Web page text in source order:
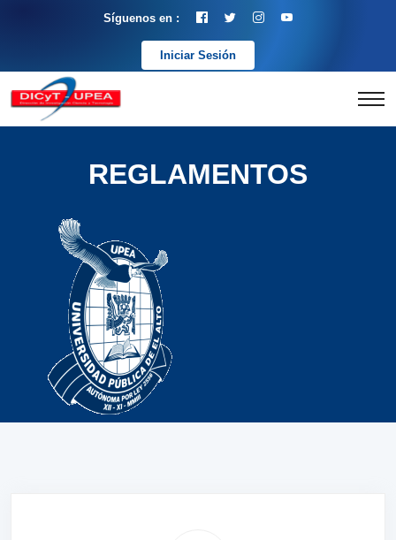
Síguenos en :
Iniciar Sesión
REGLAMENTOS